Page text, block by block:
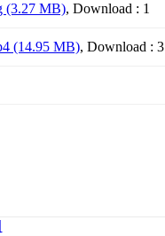
(3.27 MB), Download : 1
(14.95 MB), Download : 3